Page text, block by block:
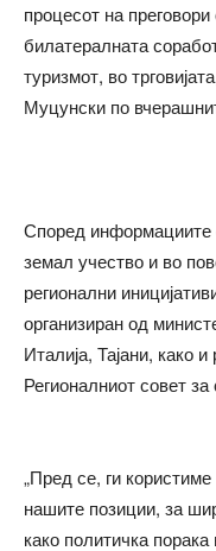
процесот на
билатералната
туризмот, во
Муцунски по
Според
земал учество и во
регионални
организиран од
Италија, Тајани, како
Регионалниот совет за
„Пред се, ги
нашите позиции, за
како политичка